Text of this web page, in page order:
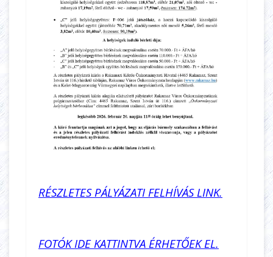
RÉSZLETES PÁLYÁZATI FELHÍVÁS LINK.
FOTÓK IDE KATTINTVA ÉRHETŐEK EL.